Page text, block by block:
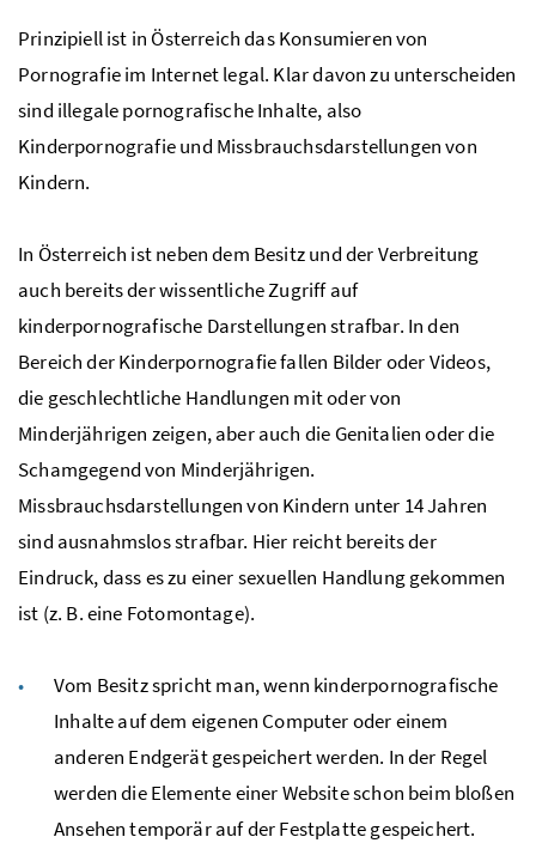
Prinzipiell ist in Österreich das Konsumieren von
Pornografie im Internet legal. Klar davon zu unterscheiden
sind illegale pornografische Inhalte, also
Kinderpornografie und Missbrauchsdarstellungen von
Kindern.
In Österreich ist neben dem Besitz und der Verbreitung
auch bereits der wissentliche Zugriff auf
kinderpornografische Darstellungen strafbar. In den
Bereich der Kinderpornografie fallen Bilder oder Videos,
die geschlechtliche Handlungen mit oder von
Minderjährigen zeigen, aber auch die Genitalien oder die
Schamgegend von Minderjährigen.
Missbrauchsdarstellungen von Kindern unter 14 Jahren
sind ausnahmslos strafbar. Hier reicht bereits der
Eindruck, dass es zu einer sexuellen Handlung gekommen
ist (z. B.eine Fotomontage).
Vom Besitz spricht man, wenn kinderpornografische
Inhalte auf dem eigenen Computer oder einem
anderen Endgerät gespeichert werden. In der Regel
werden die Elemente einer Website schon beim bloßen
Ansehen temporär auf der Festplatte gespeichert.